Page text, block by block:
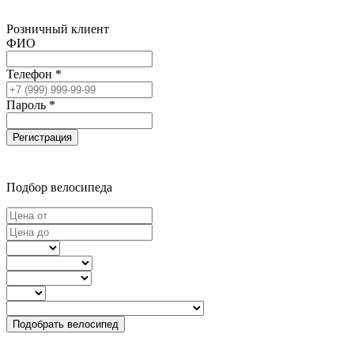
Розничный клиент
ФИО
Телефон *
Пароль *
Регистрация
Подбор велосипеда
Подобрать велосипед